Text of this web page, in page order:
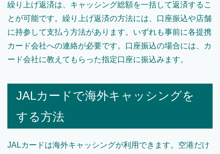
繰り上げ返済は、キャッシング総額を一括して返済するこ
とが可能です。繰り上げ返済の方法には、口座振込や店舗
に持参して支払う方法があります。いずれも事前に各提携
カード会社への連絡が必要です。口座振込の場合には、カ
ード会社に教えてもらった指定口座に振込みます。
JALカードで海外キャッシングを
する方法
JALカードは海外キャッシングが利用できます。空港だけ